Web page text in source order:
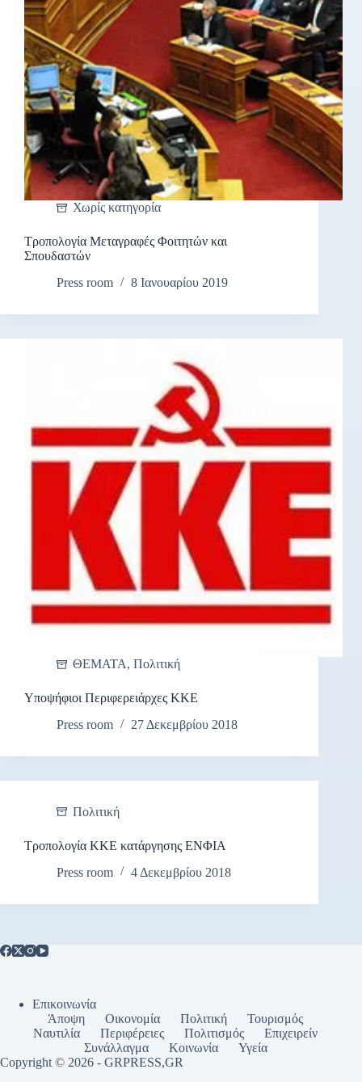
Χωρίς κατηγορία
Τροπολογία Μεταγραφές Φοιτητών και
Σπουδαστών
Press room
8 Ιανουαρίου 2019
ΘΕΜΑΤΑ, Πολιτική
Υποψήφιοι Περιφερειάρχες ΚΚΕ
Press room
27 Δεκεμβρίου 2018
Πολιτική
Τροπολογία ΚΚΕ κατάργησης ΕΝΦΙΑ
Press room
4 Δεκεμβρίου 2018
Επικοινωνία
Άποψη
Οικονομία Πολιτική
Τουρισμός
Ναυτιλία
Περιφέρειες Πολιτισμός
Επιχειρείν
Συνάλλαγμα
Κοινωνία
Υγεία
Copyright © 2026 - GRPRESS,GR